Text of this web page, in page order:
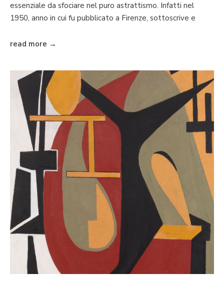
essenziale da sfociare nel puro astrattismo. Infatti nel
1950, anno in cui fu pubblicato a Firenze, sottoscrive e
Gualtiero Nativi il Manifesto dell'astrattismo classico. Dalla
specializza anche nell'attività di ceramista, comunque
sempre seguendo ed esprimendo canoni estetici astratti.
Tale attività si svilupperà in uno stretto sodalizio artistico
insieme al pittore Mario Nuti. Tutto questo si interrompe
nel 1966, anno della sua prematura morte.
read more →